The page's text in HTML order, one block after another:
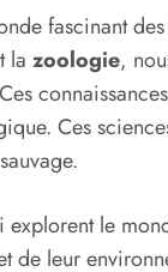
fascinant
la zoologie,
Ces
le
de leur